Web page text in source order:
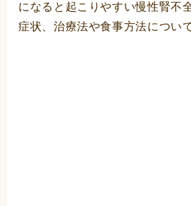
になると起こりやすい慢性腎不
症状、治療法や食事方法につい